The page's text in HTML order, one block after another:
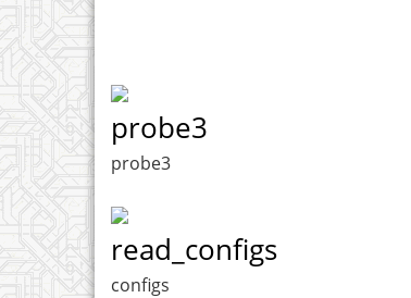
probe3
probe3
read_configs
configs